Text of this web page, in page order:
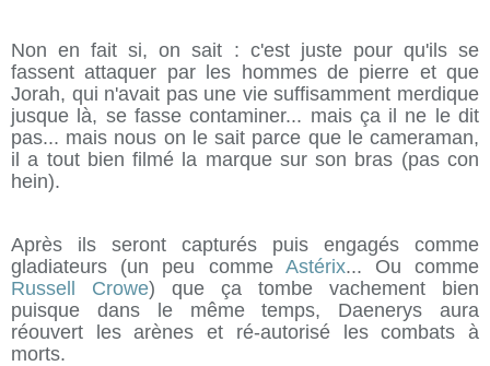
Non en fait si, on sait : c'est juste pour qu'ils se
fassent attaquer par les hommes de pierre et que
Jorah, qui n'avait pas une vie suffisamment merdique
jusque là, se fasse contaminer... mais ça il ne le dit
pas... mais nous on le sait parce que le cameraman,
il a tout bien filmé la marque sur son bras (pas con
hein).
Après ils seront capturés puis engagés comme
gladiateurs (un peu comme Astérix... Ou comme
Russell Crowe) que ça tombe vachement bien
puisque dans le même temps, Daenerys aura
réouvert les arènes et ré-autorisé les combats à
morts.